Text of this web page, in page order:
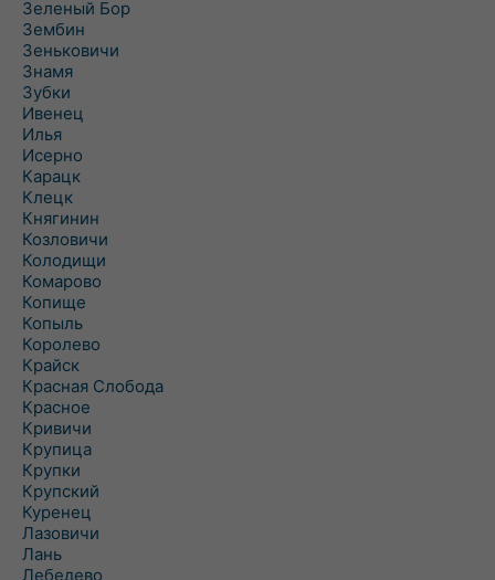
Зеленый Бор
Зембин
Зеньковичи
Знамя
Зубки
Ивенец
Илья
Исерно
Карацк
Клецк
Княгинин
Козловичи
Колодищи
Комарово
Копище
Копыль
Королево
Крайск
Красная Слобода
Красное
Кривичи
Крупица
Крупки
Крупский
Куренец
Лазовичи
Лань
Лебедево